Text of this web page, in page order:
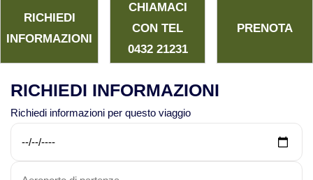
RICHIEDI
INFORMAZIONI
CHIAMACI
CON TEL
0432 21231
PRENOTA
RICHIEDI INFORMAZIONI
Richiedi informazioni per questo viaggio